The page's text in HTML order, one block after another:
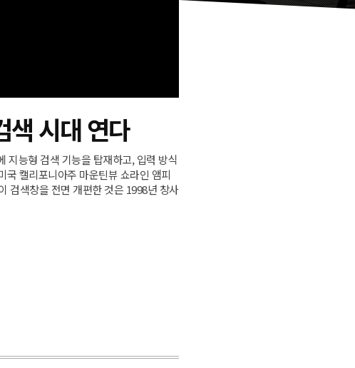
시대 연다
지능형 검색 기능을 탑재하고, 입력 방식
캘리포니아주 마운틴뷰 쇼라인 앰피
검색창을 전면 개편한 것은 1998년 창사